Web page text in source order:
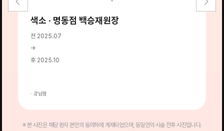
색소 · 명동점 백승재원장
전 2025.07
→
후 2025.10
· 강남점
※ 본 사진은 해당 환자 본인의 동의하에 게재되었으며, 동일인의 시술 전후 사진입니다.